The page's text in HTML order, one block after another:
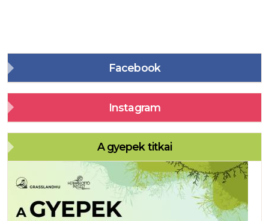
Facebook
Instagram
A gyepek titkai